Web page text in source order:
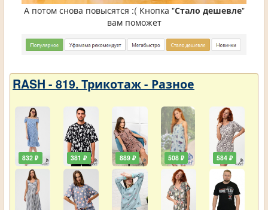
А потом снова повысятся :( Кнопка "Стало дешевле"
вам поможет
RASH - 819. Трикотаж - Разное
832 ₽ 381 ₽ 889 ₽ 508 ₽ 584 ₽